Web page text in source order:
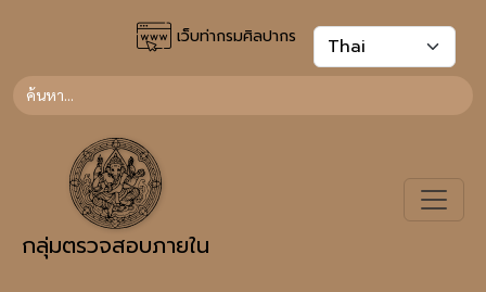
เว็บท่ากรมศิลปากร
กลุ่มตรวจสอบภายใน